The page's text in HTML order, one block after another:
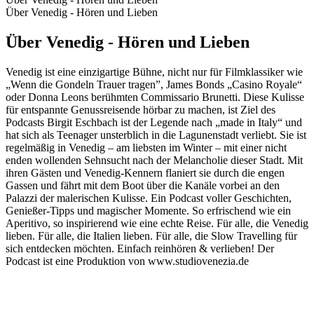
Über Venedig - Hören und Lieben
Über Venedig - Hören und Lieben
Venedig ist eine einzigartige Bühne, nicht nur für Filmklassiker wie
„Wenn die Gondeln Trauer tragen”, James Bonds „Casino Royale“
oder Donna Leons berühmten Commissario Brunetti. Diese Kulisse
für entspannte Genussreisende hörbar zu machen, ist Ziel des
Podcasts Birgit Eschbach ist der Legende nach „made in Italy“ und
hat sich als Teenager unsterblich in die Lagunenstadt verliebt. Sie ist
regelmäßig in Venedig – am liebsten im Winter – mit einer nicht
enden wollenden Sehnsucht nach der Melancholie dieser Stadt. Mit
ihren Gästen und Venedig-Kennern flaniert sie durch die engen
Gassen und fährt mit dem Boot über die Kanäle vorbei an den
Palazzi der malerischen Kulisse. Ein Podcast voller Geschichten,
Genießer-Tipps und magischer Momente. So erfrischend wie ein
Aperitivo, so inspirierend wie eine echte Reise. Für alle, die Venedig
lieben. Für alle, die Italien lieben. Für alle, die Slow Travelling für
sich entdecken möchten. Einfach reinhören & verlieben! Der
Podcast ist eine Produktion von www.studiovenezia.de